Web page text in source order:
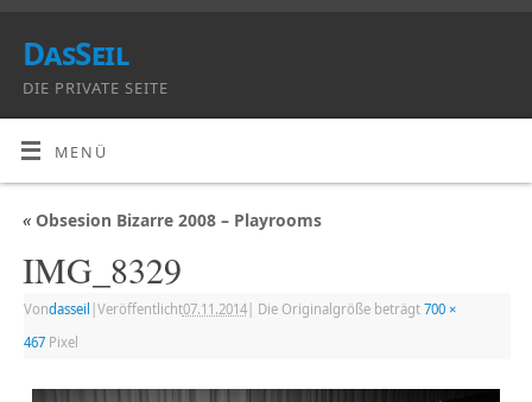
DasSeil
DIE PRIVATE SEITE
MENÜ
«Obsesion Bizarre 2008 – Playrooms
IMG_8329
Vondasseil Veröffentlicht07.11.2014| Die Originalgröße beträgt 700 ×
467Pixel